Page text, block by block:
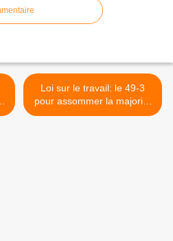
Loi sur le travail: le 49-3
pour assommer la majorité
>